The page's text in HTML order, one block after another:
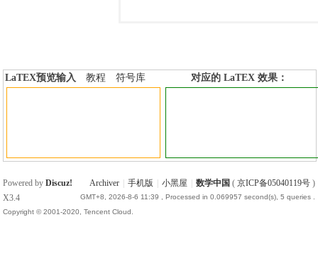
LaTEX预览输入 教程
符号库
对应的 LaTEX 效果：
Archiver 手机版 小黑屋 数学中国 ( 京ICP备05040119号)
GMT+8, 2026-8-6 11:39 , Processed in 0.069957 second(s), 5 queries .
Powered byDiscuz!
X3.4
Copyright © 2001-2020, Tencent Cloud.